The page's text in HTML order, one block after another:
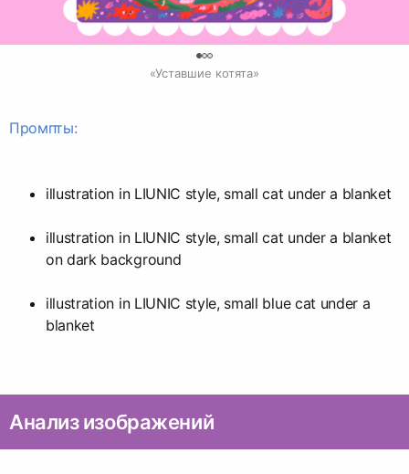
«Уставшие котята»
Промпты:
illustration in LIUNIC style, small cat under a blanket
illustration in LIUNIC style, small cat under a blanket
on dark background
illustration in LIUNIC style, small blue cat under a
blanket
Анализ изображений